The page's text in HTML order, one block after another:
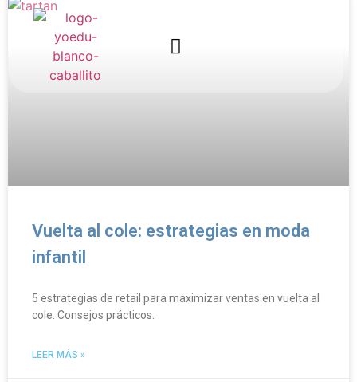
Vuelta al cole: estrategias en moda
infantil
5 estrategias de retail para maximizar ventas en vuelta al
cole. Consejos prácticos.
LEER MÁS »